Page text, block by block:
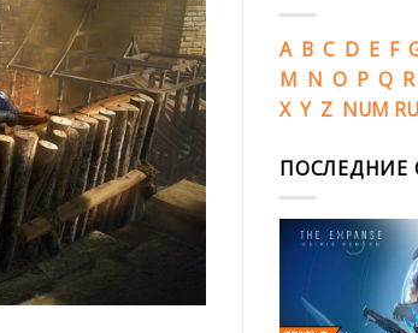
A B C D E F
M N O P Q R
X Y Z NUM
ПОСЛЕДНИЕ